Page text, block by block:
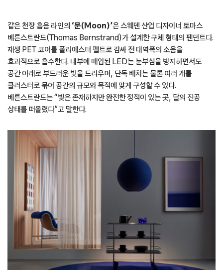
같은 천장 흡음 라인의 ‘문(Moon)’은 스웨덴 산업 디자이너 토마스
베른스트란드(Thomas Bernstrand)가 설계한 구체 형태의 펜던트다.
재생 PET 코어를 폴리에스터 펠트로 감싸 전 대역폭의 소음을
효과적으로 흡수한다. 내부에 매입된 LED는 눈부심을 방지하면서도
공간 아래로 부드러운 빛을 드리우며, 단독 배치는 물론 여러 개를
클러스터로 묶어 공간의 규모와 목적에 맞게 구성할 수 있다.
베른스트란드는 “빛은 존재하지만 완전한 정적이 있는 곳, 달의 진공
상태를 떠올렸다”고 말한다.